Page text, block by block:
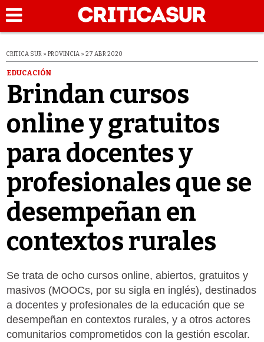
CRITICA SUR » PROVINCIA » 27 ABR 2020
EDUCACIÓN
Brindan cursos
online y gratuitos
para docentes y
profesionales que se
desempeñan en
contextos rurales
Se trata de ocho cursos online, abiertos, gratuitos y
masivos (MOOCs, por su sigla en inglés), destinados
a docentes y profesionales de la educación que se
desempeñan en contextos rurales, y a otros actores
comunitarios comprometidos con la gestión escolar.